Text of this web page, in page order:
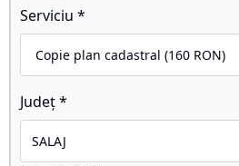
Serviciu *
Județ *